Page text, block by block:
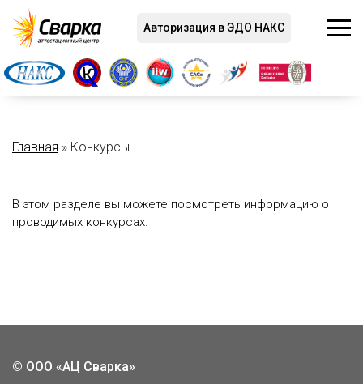
Авторизация в ЭДО НАКС
Главная » Конкурсы
В этом разделе вы можете посмотреть информацию о
проводимых конкурсах.
© ООО «АЦ Сварка»